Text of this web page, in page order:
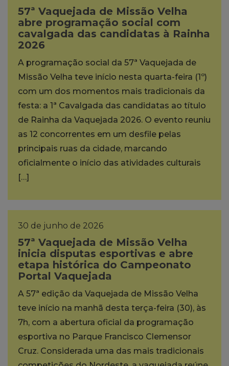
57ª Vaquejada de Missão Velha
abre programação social com
cavalgada das candidatas à Rainha
2026
A programação social da 57ª Vaquejada de
Missão Velha teve início nesta quarta-feira (1º)
com um dos momentos mais tradicionais da
festa: a 1ª Cavalgada das candidatas ao título
de Rainha da Vaquejada 2026. O evento reuniu
as 12 concorrentes em um desfile pelas
principais ruas da cidade, marcando
oficialmente o início das atividades culturais
[…]
30 de junho de 2026
57ª Vaquejada de Missão Velha
inicia disputas esportivas e abre
etapa histórica do Campeonato
Portal Vaquejada
A 57ª edição da Vaquejada de Missão Velha
teve início na manhã desta terça-feira (30), às
7h, com a abertura oficial da programação
esportiva no Parque Francisco Clemensor
Cruz. Considerada uma das mais tradicionais